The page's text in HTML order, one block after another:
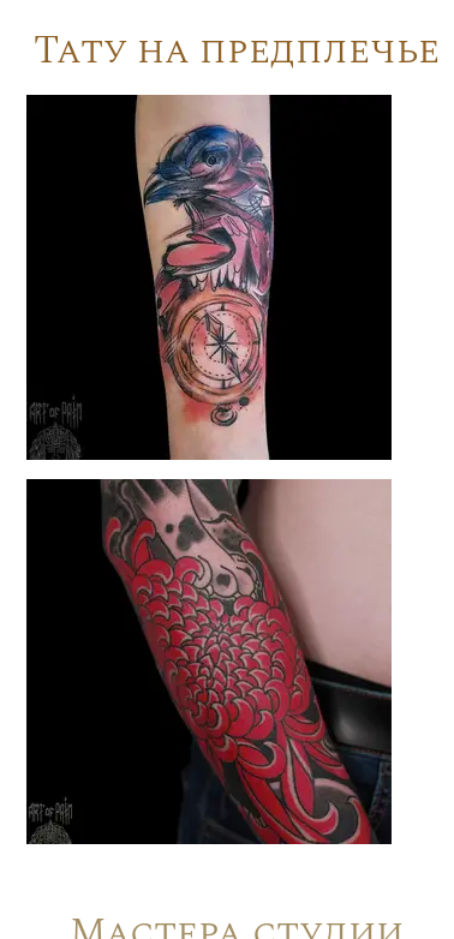
Тату на предплечье